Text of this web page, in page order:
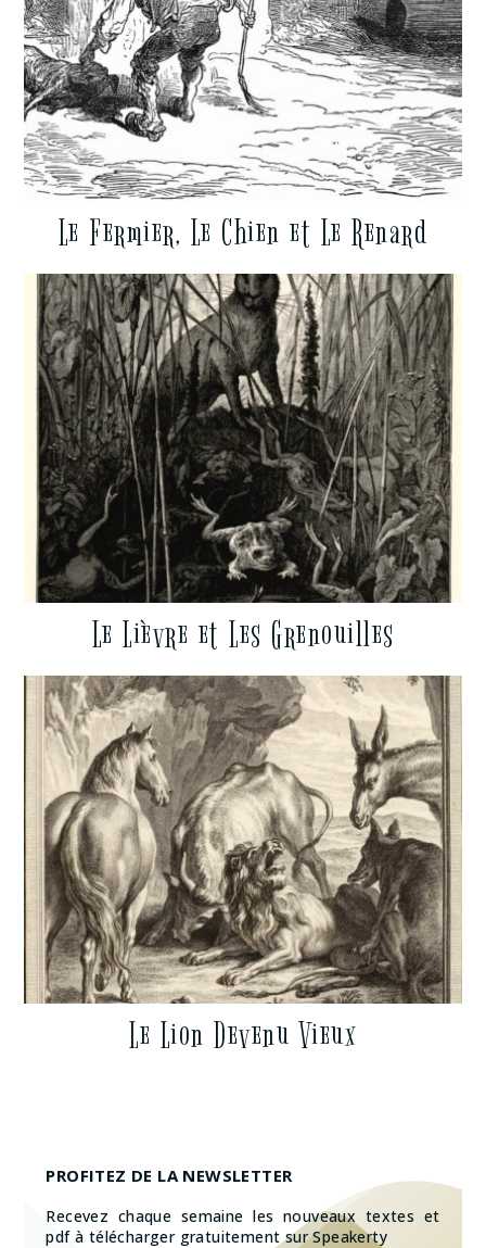
Le Fermier, Le Chien et Le Renard
Le Lièvre et Les Grenouilles
Le Lion Devenu Vieux
PROFITEZ DE LA NEWSLETTER
Recevez chaque semaine les nouveaux textes et
pdf à télécharger gratuitement sur Speakerty